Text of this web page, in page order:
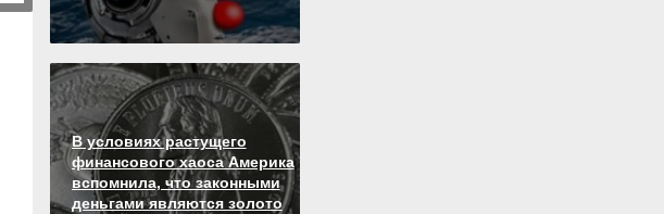
В условиях растущего
финансового хаоса Америка
вспомнила, что законными
деньгами являются золото